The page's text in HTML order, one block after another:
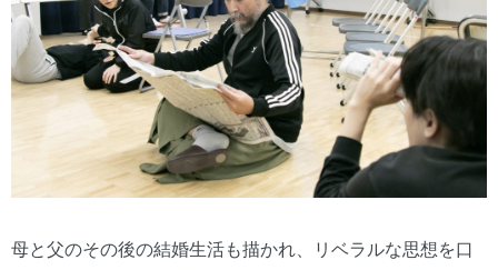
母と父のその後の結婚生活も描かれ、リベラルな思想を口